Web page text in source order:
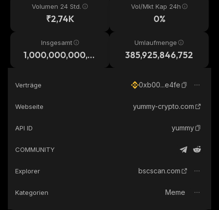
Volumen 24 Std.
₹2,74K
Vol/Mkt Kap 24h
0%
Insgesamt
1,000,000,000,0
Umlaufmenge
385,925,846,752
Verträge 0xb00...e4fe
Webseite yummy-crypto.com
API ID yummy
COMMUNITY
Explorer bscscan.com
Kategorien Meme